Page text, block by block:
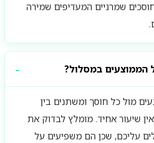
שמרניים המעדיפים שמירה
הממוצעים במסלול?
מול כל חוסך ומשתנים בין
שיעור אחיד. מומלץ לבדוק את
עליכם, שכן הם משפיעים על